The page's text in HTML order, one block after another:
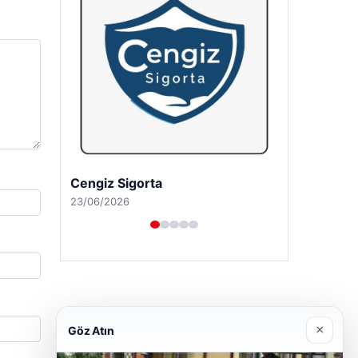
Hastaş Beton
26/05/2026
Göz Atın ×